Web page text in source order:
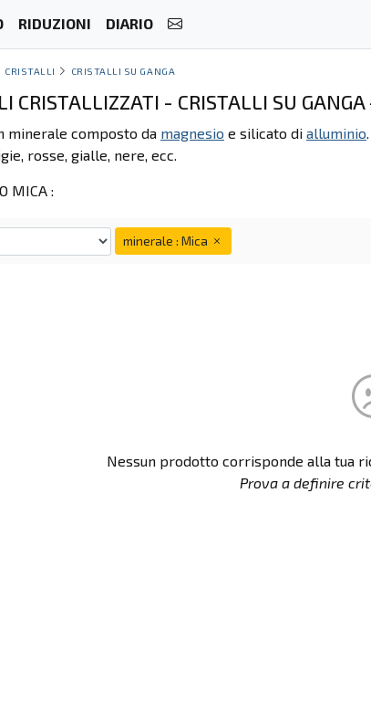
RIDUZIONI DIARIO
CRISTALLI CRISTALLI SU GANGA
CRISTALLIZZATI - CRISTALLI SU
minerale composto da magnesio e silicato di alluminio
rosse, gialle, nere, ecc.
MICA :
minerale : Mica
Nessun prodotto corrisponde alla tua
Prova a definire